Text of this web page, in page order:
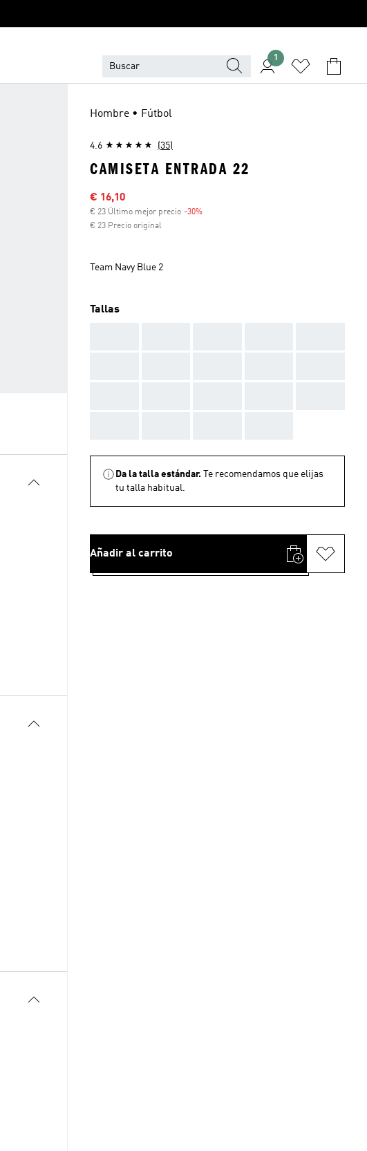
1
Hombre • Fútbol
4.6 (35)
CAMISETA ENTRADA 22
Precio rebajado
€ 16,10
€ 23 Último mejor precio -30%
€ 23 Precio original
Team Navy Blue 2
Tallas
Da la talla estándar.
Te recomendamos que elijas
tu talla habitual.
Añadir al carrito